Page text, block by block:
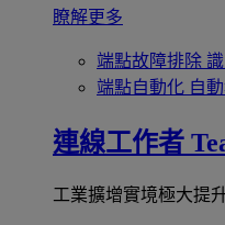
瞭解更多
端點故障排除
端點自動化 自
連線工作者
工業擴增實境極大提